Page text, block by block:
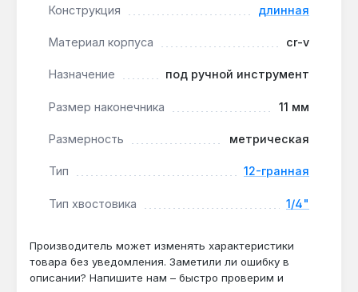
большинства автомобильных и бытовых
Производство Тайвань:
Тайване с контролем качества, что
твёрдости.
и демонтаже крепежа в автомобильной технике,
ремонтах, где требуется доступ к крепежу в
доставка по Украине.
Конструкция длинная
Материал корпуса cr-v
Назначение под ручной инструмент
Размер наконечника 11 мм
Размерность метрическая
Тип 12-гранная
Тип хвостовика 1/4"
Производитель может изменять характеристики
товара без уведомления. Заметили ли ошибку в
описании? Напишите нам – быстро проверим и